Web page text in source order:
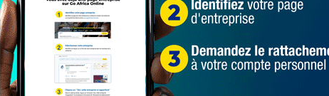
tu vaux de l'or. Il te donne l'impression d'être une
incomparables. ... Et quand tu lui cèdes, le gars ne fait
et comme il veut. Il te fait toucher les nuages et les
vie. Tu quittes ton foyer pour le rejoindre. Tu
Tu te sépares de ton compagnon pour aller en aventure